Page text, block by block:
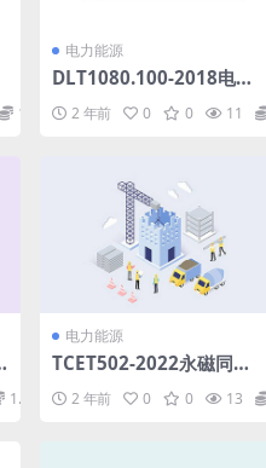
1.98
电力能源
DLT1080.100-2018电力
统接口第100部分：实现
2 年前 0 0 11
1.98
电力能源
TCET502-2022永磁同轴
减速齿轮通用技术规范(1.
32MB)pdf
2 年前 0 0 13